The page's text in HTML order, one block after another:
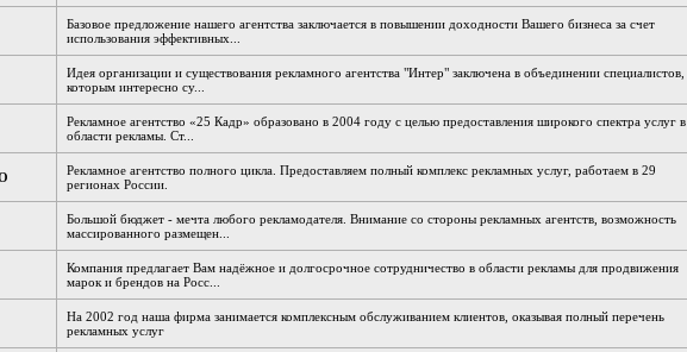
Базовое предложение нашего агентства заключается в повышении доходности Вашего бизнеса за счет
использования эффективных...
Идея организации и существования рекламного агентства "Интер" заключена в объединении специалистов,
которым интересно су...
Рекламное агентство «25 Кадр» образовано в 2004 году с целью предоставления широкого спектра услуг в
области рекламы. Ст...
Рекламное агентство полного цикла. Предоставляем полный комплекс рекламных услуг, работаем в 29
регионах России.
Большой бюджет - мечта любого рекламодателя. Внимание со стороны рекламных агентств, возможность
массированного размещен...
Компания предлагает Вам надёжное и долгосрочное сотрудничество в области рекламы для продвижения
марок и брендов на Росс...
На 2002 год наша фирма занимается комплексным обслуживанием клиентов, оказывая полный перечень
рекламных услуг